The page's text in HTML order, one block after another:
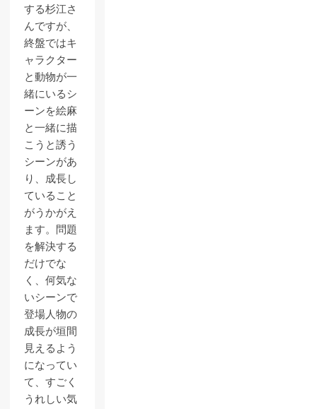
する杉江さ
んですが、
終盤ではキ
ャラクター
と動物が一
緒にいるシ
ーンを絵麻
と一緒に描
こうと誘う
シーンがあ
り、成長し
ていること
がうかがえ
ます。問題
を解決する
だけでな
く、何気な
いシーンで
登場人物の
成長が垣間
見えるよう
になってい
て、すごく
うれしい気